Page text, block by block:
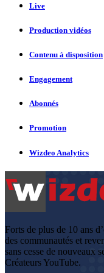
Live
Production vidéos
Contenu à disposition
Engagement
Abonnés
Promotion
Wizdeo Analytics
Forts de plus de 10 ans
des communautés et
sans cesse de nouveaux
Créateurs YouTube.